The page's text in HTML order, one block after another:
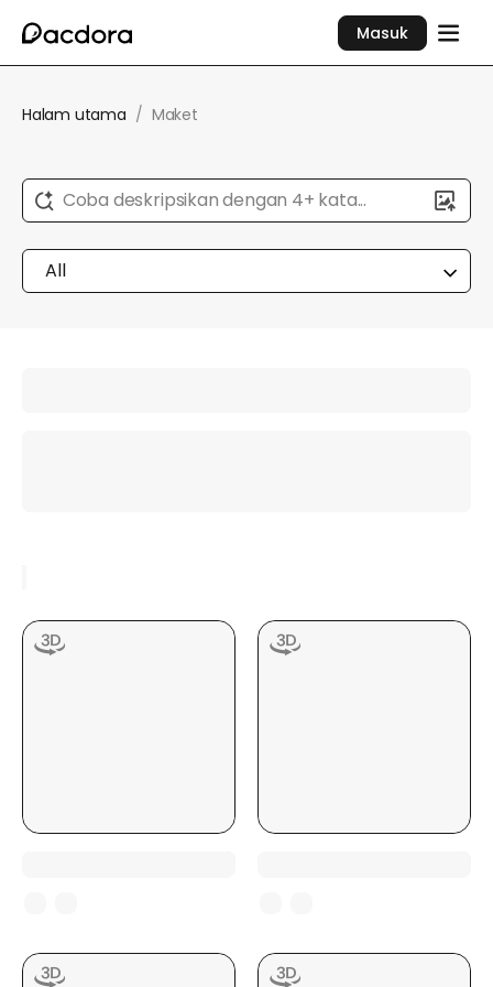
Masuk
Halam utama / Maket
Coba deskripsikan dengan 4+ kata...
All